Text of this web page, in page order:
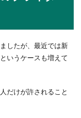
したが、最近では新
いうケースも増えて
だけが許されること